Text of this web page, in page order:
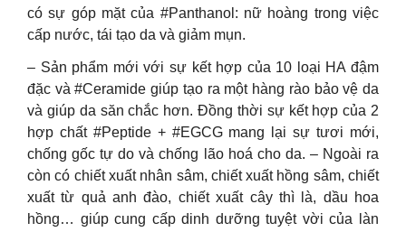
có sự góp mặt của #Panthanol: nữ hoàng trong việc
cấp nước, tái tạo da và giảm mụn.
– Sản phẩm mới với sự kết hợp của 10 loại HA đậm
đặc và #Ceramide giúp tạo ra một hàng rào bảo vệ da
và giúp da săn chắc hơn. Đồng thời sự kết hợp của 2
hợp chất #Peptide + #EGCG mang lại sự tươi mới,
chống gốc tự do và chống lão hoá cho da. – Ngoài ra
còn có chiết xuất nhân sâm, chiết xuất hồng sâm, chiết
xuất từ ​​quả anh đào, chiết xuất cây thì là, dầu hoa
hồng… giúp cung cấp dinh dưỡng tuyệt vời của làn